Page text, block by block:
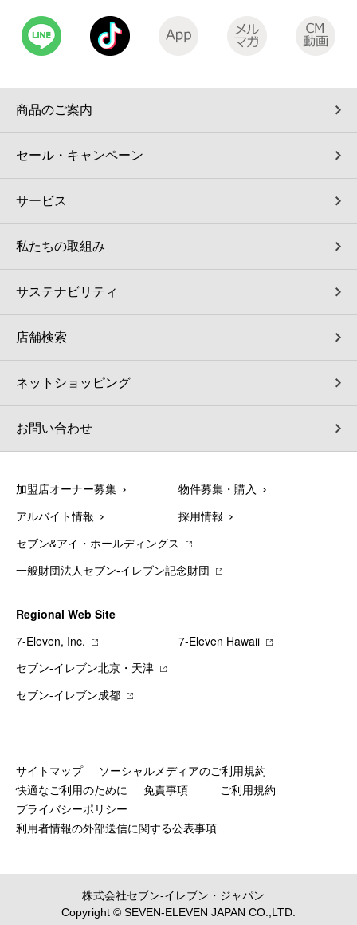
商品のご案内
セール・キャンペーン
サービス
私たちの取組み
サステナビリティ
店舗検索
ネットショッピング
お問い合わせ
加盟店オーナー募集 物件募集・購入
アルバイト情報 採用情報
セブン&アイ・ホールディングス
一般財団法人セブン-イレブン記念財団
Regional Web Site
7‐Eleven, Inc.
7‐Eleven Hawaii
セブン‐イレブン北京・天津
セブン‐イレブン成都
サイトマップ
ソーシャルメディアのご利用規約
快適なご利用のために
免責事項
ご利用規約
プライバシーポリシー
利用者情報の外部送信に関する公表事項
株式会社セブン‐イレブン・ジャパン
Copyright © SEVEN-ELEVEN JAPAN CO.,LTD.